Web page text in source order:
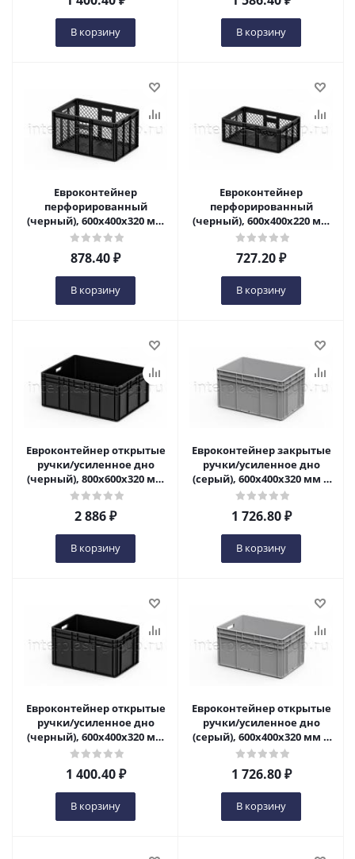
В корзину В корзину
Евроконтейнер
перфорированный
(черный), 600x400x320 мм
в Ульяновске
878.40₽
В корзину
Евроконтейнер
перфорированный
(черный), 600x400x220 мм
в Ульяновске
727.20₽
В корзину
Евроконтейнер открытые
ручки/усиленное дно
(черный), 800x600x320 мм
в Ульяновске
2 886₽
В корзину
Евроконтейнер закрытые
ручки/усиленное дно
(серый), 600x400x320 мм в
Ульяновске
1 726.80₽
В корзину
Евроконтейнер открытые
ручки/усиленное дно
(черный), 600x400x320 мм
в Ульяновске
1 400.40₽
В корзину
Евроконтейнер открытые
ручки/усиленное дно
(серый), 600x400x320 мм в
Ульяновске
1 726.80₽
В корзину